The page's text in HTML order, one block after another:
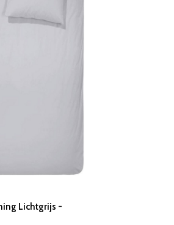
Lichtgrijs -